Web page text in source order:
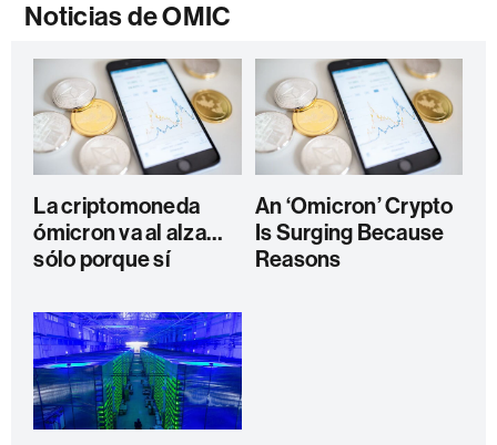
Noticias de OMIC
La criptomoneda
ómicron va al alza…
sólo porque sí
An ‘Omicron’ Crypto
Is Surging Because
Reasons